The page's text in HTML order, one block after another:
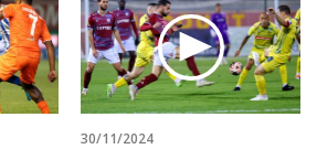
30/11/2024